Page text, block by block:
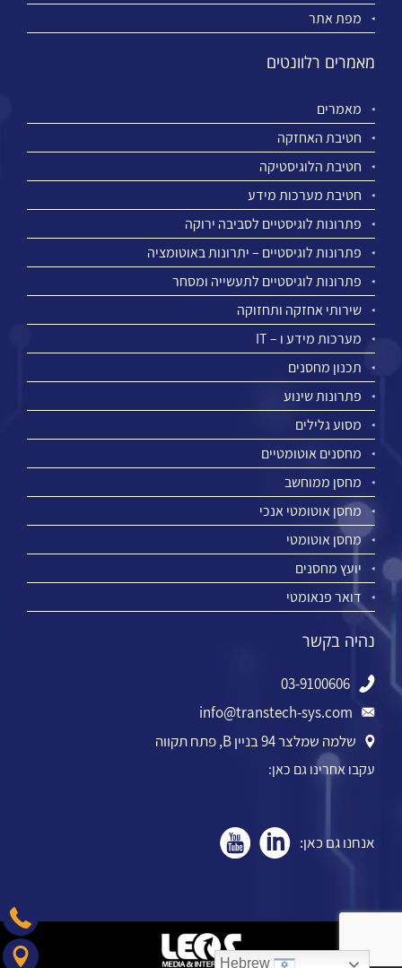
מפת אתר
מאמרים רלוונטים
מאמרים
חטיבת האחזקה
חטיבת הלוגיסטיקה
חטיבת מערכות מידע
פתרונות לוגיסטיים לסביבה ירוקה
פתרונות לוגיסטיים – יתרונות באוטומציה
פתרונות לוגיסטיים לתעשייה ומסחר
שירותי אחזקה ותחזוקה
מערכות מידע ו – IT
תכנון מחסנים
פתרונות שינוע
מסוע גלילים
מחסנים אוטומטיים
מחסן ממוחשב
מחסן אוטומטי אנכי
מחסן אוטומטי
יועץ מחסנים
דואר פנאומטי
נהיה בקשר
03-9100606
info@transtech-sys.com
שלמה שמלצר 94 בניין B, פתח תקווה
עקבו אחרינו גם כאן:
אנחנו גם כאן:
Hebrew